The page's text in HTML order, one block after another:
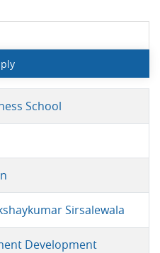
School
Sirsalewala
Development